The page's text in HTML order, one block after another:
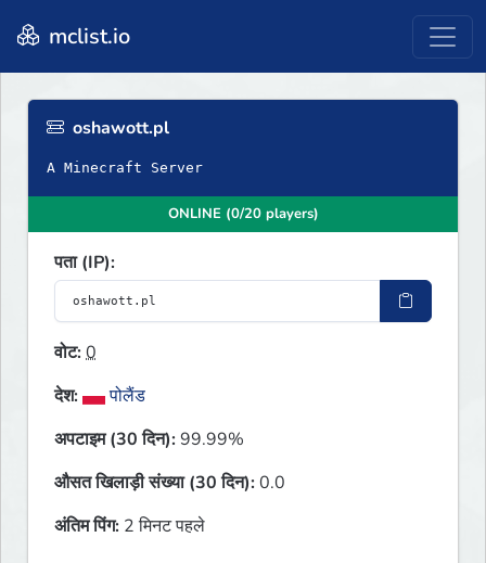
mclist.io
oshawott.pl
A Minecraft Server
ONLINE (0/20 players)
पता (IP):
वोट:0
देश:
पोलैंड
अपटाइम (30 दिन):99.99%
औसत खिलाड़ी संख्या (30 दिन):0.0
अंतिम पिंग: 2 मिनट पहले